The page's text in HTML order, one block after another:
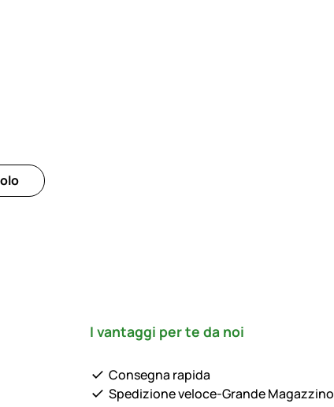
I vantaggi per te da noi
Consegna rapida
Spedizione veloce-Grande Magazzino